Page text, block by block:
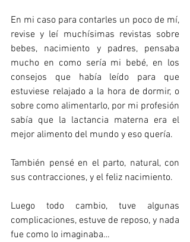
En mi caso para contarles un poco de mí,
revise y leí muchísimas revistas sobre
bebes, nacimiento y padres, pensaba
mucho en como sería mi bebé, en los
consejos que había leído para que
estuviese relajado a la hora de dormir, o
sobre como alimentarlo, por mi profesión
sabía que la lactancia materna era el
mejor alimento del mundo y eso quería.
También pensé en el parto, natural, con
sus contracciones, y el feliz nacimiento.
Luego todo cambio, tuve algunas
complicaciones, estuve de reposo, y nada
fue como lo imaginaba…